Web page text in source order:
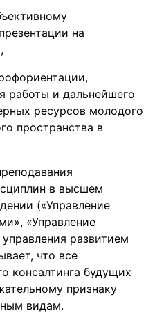
на
работы и дальнейшего
ресурсов молодого
пространства в
в высшем
(«Управление
«Управление
развитием
что все
консалтинга будущих
признаку
видам.